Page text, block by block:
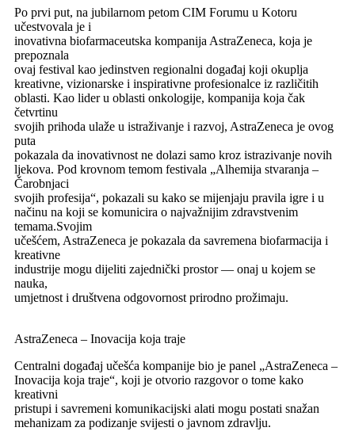
Po prvi put, na jubilarnom petom CIM Forumu u Kotoru
učestvovala je i
inovativna biofarmaceutska kompanija AstraZeneca, koja je
prepoznala
ovaj festival kao jedinstven regionalni događaj koji okuplja
kreativne, vizionarske i inspirativne profesionalce iz različitih
oblasti. Kao lider u oblasti onkologije, kompanija koja čak
četvrtinu
svojih prihoda ulaže u istraživanje i razvoj, AstraZeneca je ovog
puta
pokazala da inovativnost ne dolazi samo kroz istrazivanje novih
ljekova. Pod krovnom temom festivala „Alhemija stvaranja –
Čarobnjaci
svojih profesija“, pokazali su kako se mijenjaju pravila igre i u
načinu na koji se komunicira o najvažnijim zdravstvenim
temama.Svojim
učešćem, AstraZeneca je pokazala da savremena biofarmacija i
kreativne
industrije mogu dijeliti zajednički prostor — onaj u kojem se
nauka,
umjetnost i društvena odgovornost prirodno prožimaju.
AstraZeneca – Inovacija koja traje
Centralni događaj učešća kompanije bio je panel „AstraZeneca –
Inovacija koja traje“, koji je otvorio razgovor o tome kako
kreativni
pristupi i savremeni komunikacijski alati mogu postati snažan
mehanizam za podizanje svijesti o javnom zdravlju.